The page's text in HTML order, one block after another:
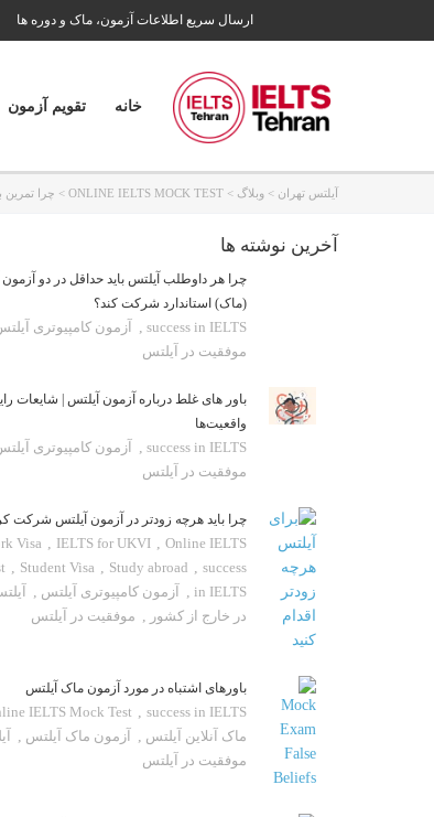
ارسال سریع اطلاعات آزمون، ماک و دوره ها
خانه تقویم آزمون
آیلتس تهران > وبلاگ >
ONLINE IELTS MOCK TEST
> چرا
آخرین نوشته ها
چرا هر داوطلب آیلتس باید حداقل در دو
(ماک) استاندارد شرکت کند؟
success in IELTS
, آزمون کامپیوتری
موفقیت در آیلتس
باور های غلط درباره آزمون آیلتس | شایعات
واقعیت‌ها
success in IELTS
, آزمون کامپیوتری
موفقیت در آیلتس
چرا باید هرچه زودتر در آزمون آیلتس شرکت
Visa , IELTS for UKVI , Online IELTS
, Student Visa , Study abroad , success
in IELTS
, آزمون کامپیوتری آیلتس ,
در خارج از کشور , موفقیت در آیلتس
باورهای اشتباه در مورد آزمون ماک آیلتس
IELTS Mock Test , success in IELTS
ماک آنلاین آیلتس , آزمون ماک آیلتس ,
موفقیت در آیلتس